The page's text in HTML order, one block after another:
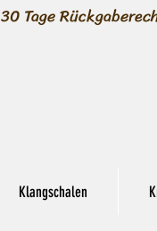
30 Tage
Klangschalen